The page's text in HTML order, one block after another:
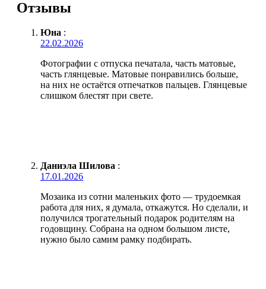
Отзывы
Юна :
22.02.2026
Фотографии с отпуска печатала, часть матовые,
часть глянцевые. Матовые понравились больше,
на них не остаётся отпечатков пальцев. Глянцевые
слишком блестят при свете.
Даниэла Шилова :
17.01.2026
Мозаика из сотни маленьких фото — трудоемкая
работа для них, я думала, откажутся. Но сделали, и
получился трогательный подарок родителям на
годовщину. Собрана на одном большом листе,
нужно было самим рамку подбирать.